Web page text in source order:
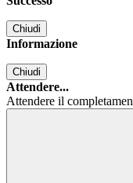
Chiudi
Informazione
Chiudi
Attendere...
Attendere il